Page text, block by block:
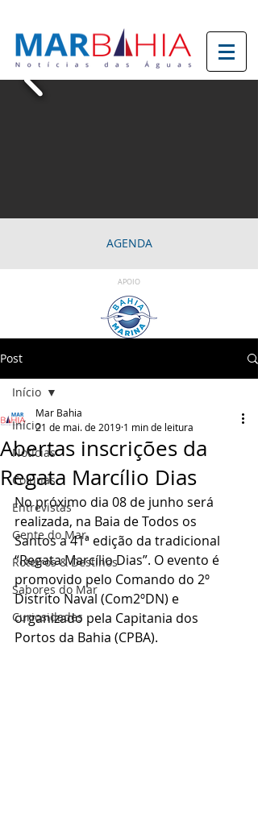
AGENDA
APOIO
Post
Início
Notícias
Colunas
Entrevistas
Gente do Mar
Roteiros & Destinos
Sabores do Mar
Curiosidades
Início
Abertas inscrições da
Regata Marcílio Dias
Mar Bahia
21 de mai. de 2019 1 min de leitura
No próximo dia 08 de junho será
realizada, na Baia de Todos os
Santos a 41ª edição da tradicional
“Regata Marcílio Dias”. O evento é
promovido pelo Comando do 2º
Distrito Naval (Com2ºDN) e
organizado pela Capitania dos
Portos da Bahia (CPBA).